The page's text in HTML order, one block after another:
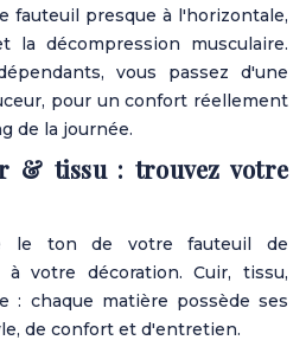
fauteuil presque à l'horizontale,
la décompression musculaire.
vous passez d'une
pour un confort réellement
de la journée.
& tissu : trouvez votre
le ton de votre fauteuil de
à votre décoration. Cuir, tissu,
: chaque matière possède ses
de confort et d'entretien.